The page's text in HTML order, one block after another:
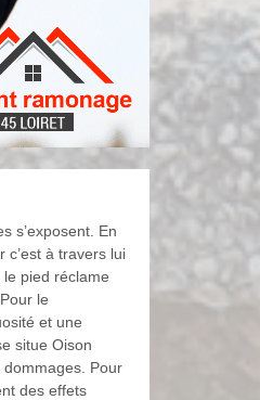
s’exposent. En
c’est à travers lui
pied réclame
le
et une
situe Oison
Pour
des effets